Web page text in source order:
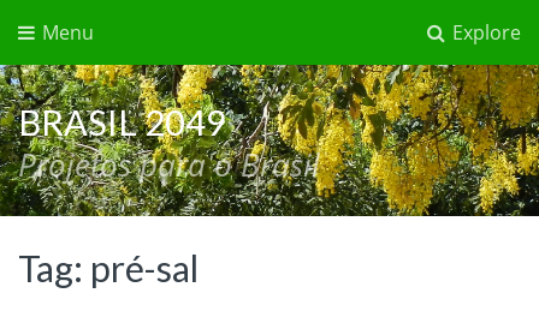
Explore
Menu
BRASIL 2049
Projetos para o Brasil
Tag: pré-sal